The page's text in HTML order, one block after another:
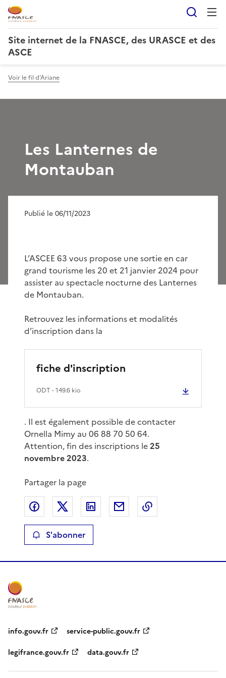
Site internet de la FNASCE, des URASCE et des
ASCE
Voir le fil d'Ariane
Les Lanternes de
Montauban
Publié le 06/11/2023
L’ASCEE 63 vous propose une sortie en car
grand tourisme les 20 et 21 janvier 2024 pour
assister au spectacle nocturne des Lanternes
de Montauban.
Retrouvez les informations et modalités
d’inscription dans la
fiche d'inscription
ODT - 149.6 kio
. Il est également possible de contacter
Ornella Mimy au 06 88 70 50 64.
Attention, fin des inscriptions le25
novembre 2023.
Partager la page
Partager sur Facebook
Partager sur XPartager sur LinkedIn
Partager par email
S'abonner
info.gouv.fr
service-public.gouv.fr
legifrance.gouv.fr
data.gouv.fr